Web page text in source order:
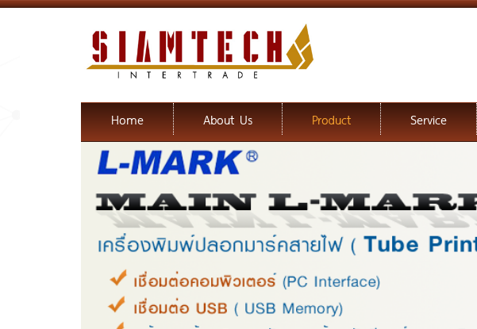
Home About Us Product Service